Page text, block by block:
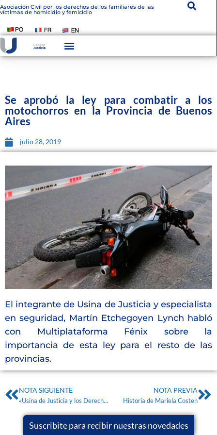
Asociación Civil por los derechos de los familiares de las
víctimas de homicidio y femicidio
Se aprobó la ley para combatir a los
motochorros en la Provincia de Buenos
Aires
julio 28, 2019
El integrante de Usina de Justicia y especialista
en seguridad, Martín Etchegoyen Lynch habló
con Multiplataforma Fénix sobre la
importancia de esta ley para el resto de las
provincias.
NOTA SIGUIENTE
«Usina de Justicia y los Derechos de las Víctimas de Homicidios» por la Dra. Mariana Romano
NOTA PREVIA
Historia de Mariela Costen
Suscribite para recibir nuestras novedades